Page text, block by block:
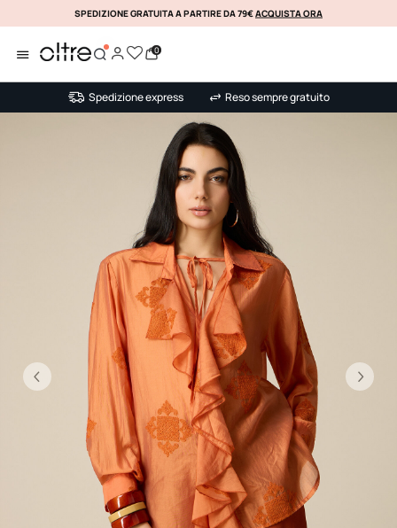
KLARNA
SPEDIZIONE GRATUITA A PARTIRE DA 79€ACQUISTA ORA
0
Spedizione express Reso sempre gratuito
Precedente